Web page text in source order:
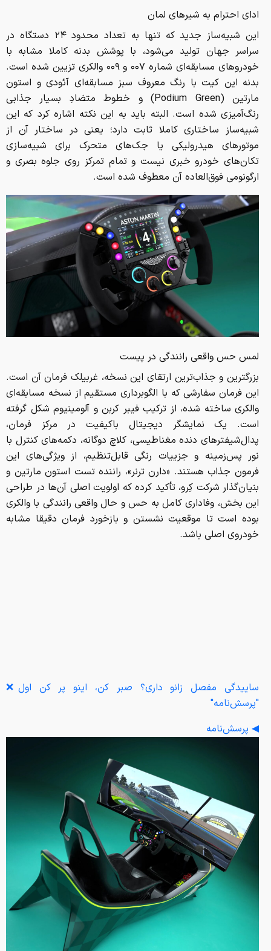
ادای احترام به شیرهای لمان
این شبیه‌ساز جدید که تنها به تعداد محدود ۲۴ دستگاه در
سراسر جهان تولید می‌شود، با پوشش بدنه کاملا مشابه با
خودروهای مسابقه‌ای شماره ۰۰۷ و ۰۰۹ والکری تزیین شده است.
بدنه این کیت با رنگ معروف سبز مسابقه‌ای آئودی و استون
مارتین (Podium Green) و خطوط متضادِ بسیار جذابی
رنگ‌آمیزی شده است. البته باید به این نکته اشاره کرد که این
شبیه‌ساز ساختاری کاملا ثابت دارد؛ یعنی در ساختار آن از
موتورهای هیدرولیکی یا جک‌های متحرک برای شبیه‌سازی
تکان‌های خودرو خبری نیست و تمام تمرکز روی جلوه بصری و
ارگونومی فوق‌العاده آن معطوف شده است.
لمس حس واقعی رانندگی در پیست
بزرگترین و جذاب‌ترین ارتقای این نسخه، غربیلک فرمان آن است.
این فرمان سفارشی که با الگوبرداری مستقیم از نسخه مسابقه‌ای
والکری ساخته شده، از ترکیب فیبر کربن و آلومینیوم شکل گرفته
است. یک نمایشگر دیجیتال باکیفیت در مرکز فرمان،
پدال‌شیفترهای دنده مغناطیسی، کلاچ دوگانه، دکمه‌های کنترل با
نور پس‌زمینه و جزییات رنگی قابل‌تنظیم، از ویژگی‌های این
فرمون جذاب هستند. «دارن ترنر»، راننده تست استون مارتین و
بنیان‌گذار شرکت کِرو، تأکید کرده که اولویت اصلی آن‌ها در طراحی
این بخش، وفاداری کامل به حس و حال واقعی رانندگی با والکری
بوده است تا موقعیت نشستن و بازخورد فرمان دقیقا مشابه
خودروی اصلی باشد.
ساییدگی مفصل زانو داری؟ صبر کن، اینو پر کن اول❌
"پرسش‌نامه"
◀ پرسش‌نامه